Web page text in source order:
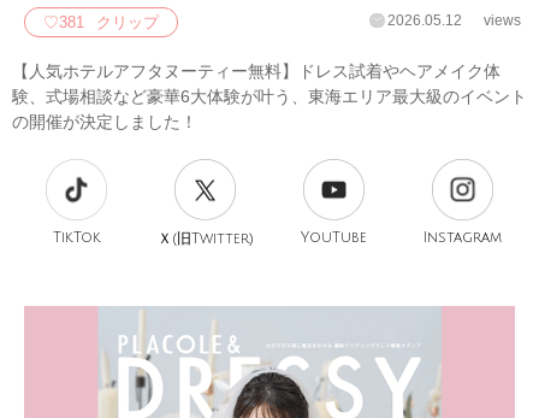
♡381 クリップ 2026.05.12 views
【人気ホテルアフタヌーティー無料】ドレス試着やヘアメイク体
験、式場相談など豪華6大体験が叶う、東海エリア最大級のイベント
の開催が決定しました！
TikTok Ｘ(旧Twitter) YouTube Instagram